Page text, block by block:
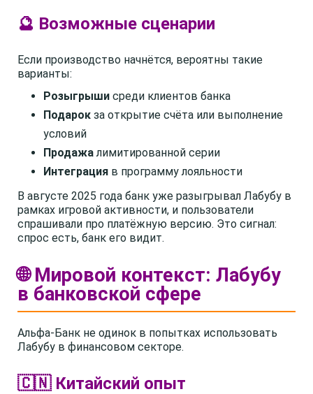
🔮 Возможные сценарии
Если производство начнётся, вероятны такие
варианты:
Розыгрыши среди клиентов банка
Подарок за открытие счёта или выполнение
условий
Продажалимитированной серии
Интеграция в программу лояльности
В августе 2025 года банк уже разыгрывал Лабубу в
рамках игровой активности, и пользователи
спрашивали про платёжную версию. Это сигнал:
спрос есть, банк его видит.
🌐 Мировой контекст: Лабубу
в банковской сфере
Альфа-Банк не одинок в попытках использовать
Лабубу в финансовом секторе.
🇨🇳 Китайский опыт